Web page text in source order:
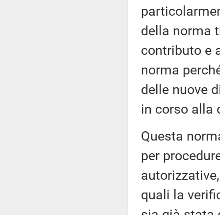
della norma
contributo e
norma
delle nuove
in corso alla
Questa
per
quali la